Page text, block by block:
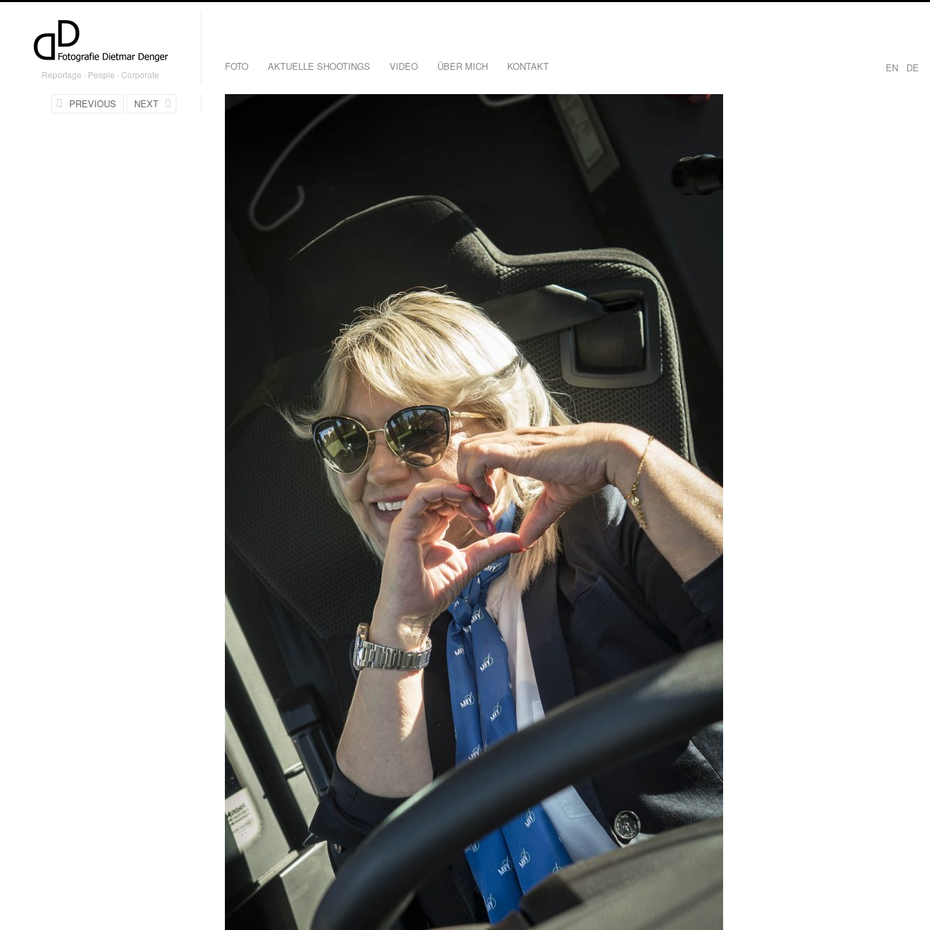
Reportage ∙ People ∙ Corporate
DE
EN
FOTO AKTUELLE SHOOTINGS VIDEO ÜBER MICH KONTAKT
PREVIOUS NEXT